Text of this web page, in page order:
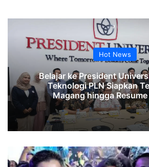
Hot News
Belajar ke President
Teknologi PLN Siapkan
Magang hingga
Hasto
Sebut